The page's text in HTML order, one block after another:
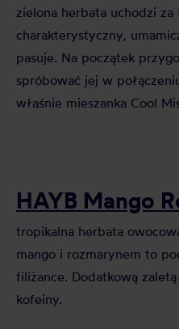
zielona herbata uchodzi
charakterystyczny,
pasuje. Na początek
spróbować jej w
właśnie mieszanka Cool
HAYB Mango
tropikalna herbata
mango i rozmarynem to
filiżance. Dodatkową
kofeiny.